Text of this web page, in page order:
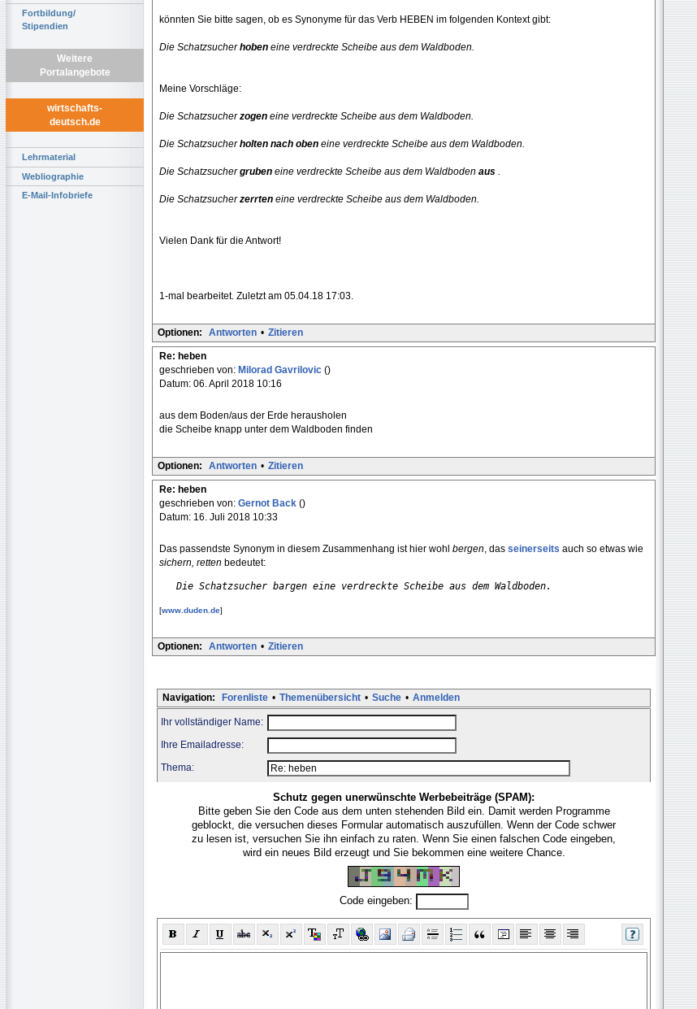
Fortbildung/
Stipendien
Weitere
Portalangebote
wirtschafts-
deutsch.de
Lehrmaterial
Webliographie
E-Mail-Infobriefe
könnten Sie bitte sagen, ob es Synonyme für das Verb HEBEN im folgenden Kontext gibt:
Die Schatzsucherhoben eine verdreckte Scheibe aus dem Waldboden.
Meine Vorschläge:
Die Schatzsucherzogen eine verdreckte Scheibe aus dem Waldboden.
Die Schatzsucherholten nach oben eine verdreckte Scheibe aus dem Waldboden.
Die Schatzsuchergruben eine verdreckte Scheibe aus dem Waldboden aus
Die Schatzsucherzerrten eine verdreckte Scheibe aus dem Waldboden.
Vielen Dank für die Antwort!
1-mal bearbeitet. Zuletzt am 05.04.18 17:03.
Optionen: Antworten • Zitieren
Re: heben
geschrieben von: Milorad Gavrilovic ()
Datum: 06. April 2018 10:16
aus dem Boden/aus der Erde herausholen
die Scheibe knapp unter dem Waldboden finden
Optionen: Antworten • Zitieren
Re: heben
geschrieben von: Gernot Back ()
Datum: 16. Juli 2018 10:33
Das passendste Synonym in diesem Zusammenhang ist hier wohl bergen , das seinerseits auch so etwas wie
sichern, retten bedeutet:
Die Schatzsucher bargen eine verdreckte Scheibe aus dem Waldboden.
[www.duden.de]
Optionen: Antworten • Zitieren
Navigation: Forenliste • Themenübersicht • Suche • Anmelden
Ihr vollständiger Name:
Ihre Emailadresse:
Thema:
Schutz gegen unerwünschte Werbebeiträge (SPAM):
Bitte geben Sie den Code aus dem unten stehenden Bild ein. Damit werden Programme
geblockt, die versuchen dieses Formular automatisch auszufüllen. Wenn der Code schwer
zu lesen ist, versuchen Sie ihn einfach zu raten. Wenn Sie einen falschen Code eingeben,
wird ein neues Bild erzeugt und Sie bekommen eine weitere Chance.
Code eingeben: